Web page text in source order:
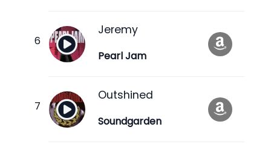
Jeremy
Pearl Jam
Outshined
Soundgarden